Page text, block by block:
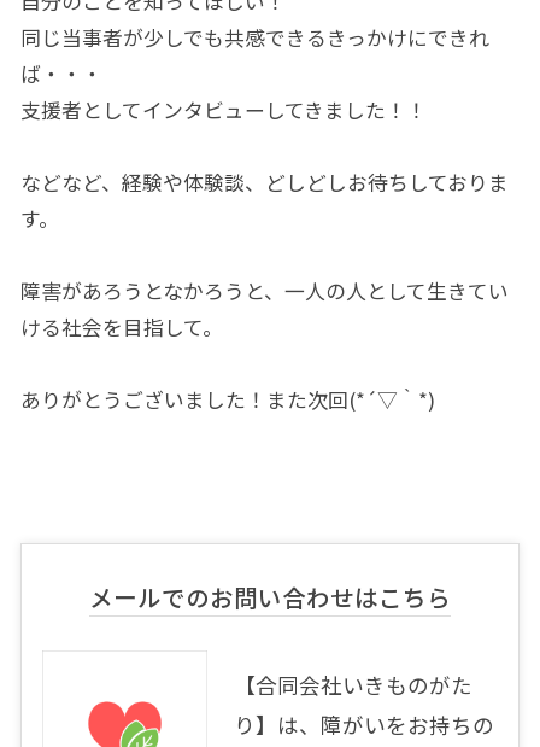
同じ当事者が少しでも共感できるきっかけにできれ
ば・・・
支援者としてインタビューしてきました！！
などなど、経験や体験談、どしどしお待ちしておりま
す。
障害があろうとなかろうと、一人の人として生きてい
ける社会を目指して。
ありがとうございました！また次回(*´▽｀*)
メールでのお問い合わせはこちら
【合同会社いきものがた
り】は、障がいをお持ちの